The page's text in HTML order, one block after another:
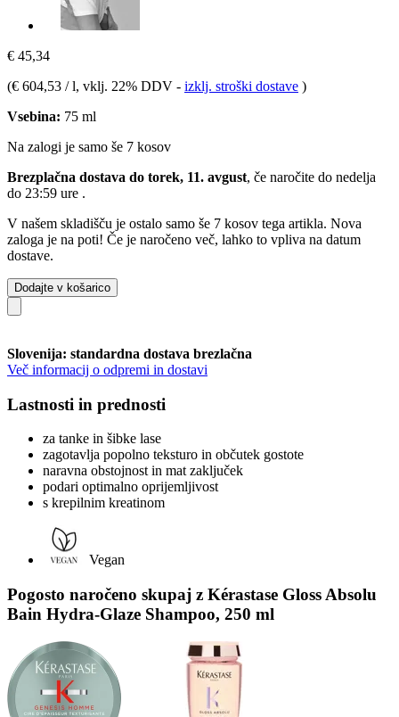
€ 45,34
(€ 604,53 / l, vklj. 22% DDV - izklj. stroški dostave )
Vsebina: 75 ml
Na zalogi je samo še 7 kosov
Brezplačna dostava do torek, 11. avgust, če naročite do nedelja
do 23:59 ure .
V našem skladišču je ostalo samo še 7 kosov tega artikla. Nova
zaloga je na poti! Če je naročeno več, lahko to vpliva na datum
dostave.
Dodajte v košarico
Slovenija: standardna dostava brezlačna
Več informacij o odpremi in dostavi
Lastnosti in prednosti
za tanke in šibke lase
zagotavlja popolno teksturo in občutek gostote
naravna obstojnost in mat zaključek
podari optimalno oprijemljivost
s krepilnim kreatinom
Vegan
Pogosto naročeno skupaj z Kérastase Gloss Absolu
Bain Hydra-Glaze Shampoo, 250 ml